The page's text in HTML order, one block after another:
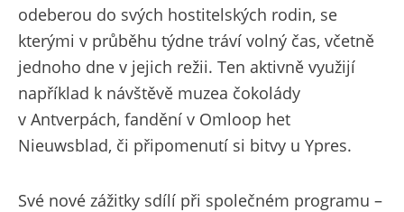
odeberou do svých hostitelských rodin, se
kterými v průběhu týdne tráví volný čas, včetně
jednoho dne v jejich režii. Ten aktivně využijí
například k návštěvě muzea čokolády
v Antverpách, fandění v Omloop het
Nieuwsblad, či připomenutí si bitvy u Ypres.
Své nové zážitky sdílí při společném programu –